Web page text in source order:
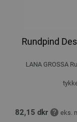
Rundpind
LANA GROSSA
82,15 dkr eks.